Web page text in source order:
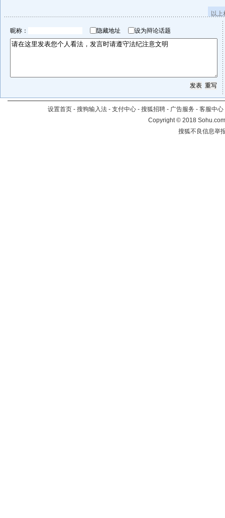
以
昵称： 隐藏地址 设为辩论话题
设置首页 - 搜狗输入法 - 支付中心 - 搜狐招聘 - 广告服务 - 客服中心
Copyright©2018
搜狐不良信息举